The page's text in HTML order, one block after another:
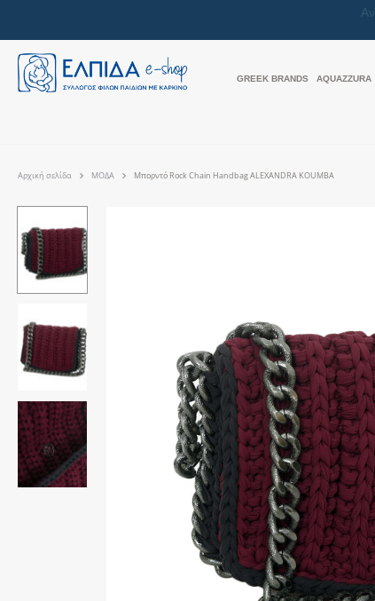
GREEK BRANDS AQUAZZURA
Αρχική σελίδα ΜΟΔΑ Μπορντό Rock Chain Handbag ALEXANDRA KOUMBA